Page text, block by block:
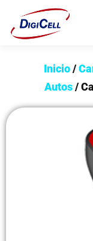
>>>
Inicio/
Autos/